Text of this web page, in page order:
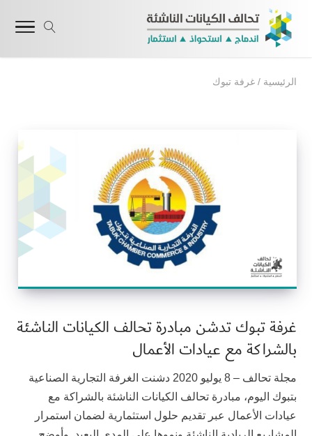
الرئيسية / غرفة تبوك
غرفة تبوك تدشن مبادرة تحالف الكيانات الناشئة
بالشراكة مع عيادات الأعمال
مجلة تحالف – 8 يوليو 2020 دشنت الغرفة التجارية الصناعية
بتبوك اليوم، مبادرة تحالف الكيانات الناشئة بالشراكة مع
عيادات الأعمال عبر تقديم حلول استثمارية لضمان استمرار